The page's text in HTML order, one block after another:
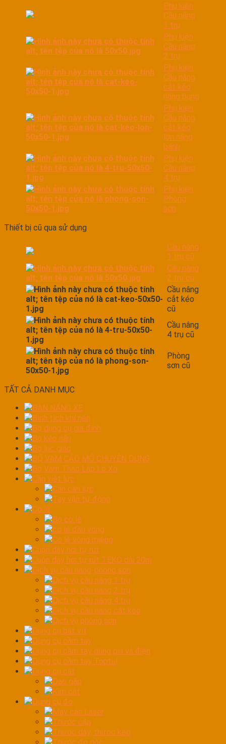
Phụ kiện
Cầu nâng
1 trụ
Phụ kiện
Cầu nâng
2 trụ
Phụ kiện
Cầu nâng
cắt kéo
nâng bụng
Phụ kiện
Cầu nâng
cắt kéo
lớn nâng
bánh
Phụ kiện
Cầu nâng
4 trụ
Phụ kiện
Phòng
sơn
Thiết bị cũ qua sử dụng
Cầu nâng
1 trụ cũ
Cầu nâng
2 trụ cũ
Cầu nâng
cắt kéo
cũ
Cầu nâng
4 trụ cũ
Phòng
sơn cũ
TẤT CẢ DANH MỤC
BÀN NÁNG XE
Bình tích khí nén
Bộ dụng cụ gia đình
Bộ kéo nắn
Bộ lục giác
BỘ VAM CẢO MỞ CHUYÊN DỤNG
Bộ Vam Tháo Lắp Lò Xo
Cần xiết lực
Cần cân lực
Tay vặn tự động
Cờ lê
Bộ cờ lê
cờ lê đầu vòng
Cờ lê vòng miệng
Cuộn dây hơi tự rút
Cuộn dây hơi tự rút TEKO dài 20m
Dịch vụ cầu nâng-phòng sơn
Dịch vụ cầu nâng 1 trụ
Dịch vụ cầu nâng 2 trụ
Dịch vụ cầu nâng 4 trụ
Dịch vụ cầu nâng cắt kéo
Dịch vụ phòng sơn
Dụng cụ bắt vít
Dụng cụ cầm tay
Dụng cụ cầm tay dùng pin và điện
Dụng cụ cầm tay Toptul
Dụng cụ cắt
Dao gấp
Kìm cắt
Dụng cụ đo
Máy cân Laser
Thước cặp
Thước dây, thước kéo